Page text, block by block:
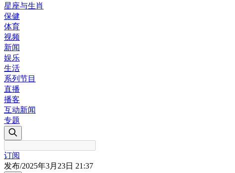
星座与生肖
保健
体育
视频
新闻
娱乐
生活
系列节目
直播
播客
互动新闻
专题
订阅
发布/2025年3月23日 21:37